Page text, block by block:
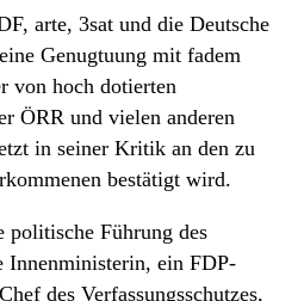
arte, 3sat und die Deutsche
Genugtuung mit fadem
von hoch dotierten
ÖRR und vielen anderen
in seiner Kritik an den zu
bestätigt wird.
politische Führung des
Innenministerin, ein FDP-
des Verfassungsschutzes,